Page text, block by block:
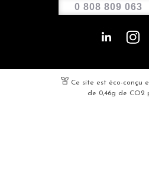
0 808 809 063
Ce site est éco-conçu
de 0,46g de CO2